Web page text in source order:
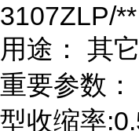
3107ZLP/**
用途： 其它
重要参数
型收缩率